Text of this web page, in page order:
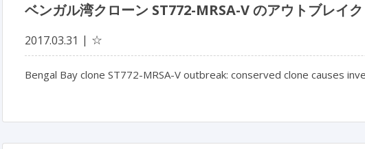
ベンガル湾クローン ST772-MRSA-V のアウトブレイ
2017.03.31 ☆
Bengal Bay clone ST772-MRSA-V outbreak: conserved clone causes